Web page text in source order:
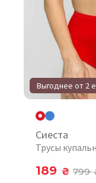
Выгоднее от 2
Сиеста
Трусы
189 ₴ 799